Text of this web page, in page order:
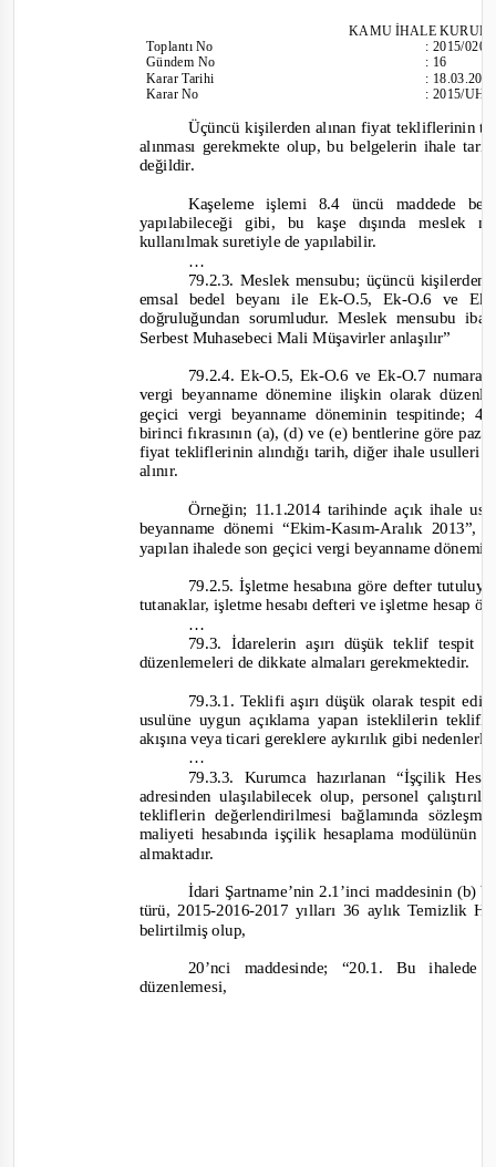
KAMU İHALE
ToplantıNo
Gündem No
Karar Tarihi
Karar No
:2015/020
: 16
:
:2015/
Üçüncü kişilerden alınan fiyat tekliflerinin
alınması gerekmekte olup, bu belgelerin ihale
değildir.
Kaşeleme işlemi 8.4 üncü maddede
yapılabileceği gibi, bu kaşe dışında
kullanılmak suretiyle de yapılabilir.
…
79.2.3. Meslek mensubu; üçüncü
emsal bedel beyanı ile Ek-O.5, Ek-O.6 ve Ek-
doğruluğundan sorumludur. Meslek mensubu
Serbest Muhasebeci Mali Müşavirler anlaşılır”
79.2.4. Ek-O.5, Ek-O.6 ve Ek-O.7
vergi beyanname dönemine ilişkin olarak
geçici vergi beyanname döneminin tespitinde;
birinci fıkrasının (a), (d) ve (e) bentlerine göre
fiyat tekliflerinin alındığı tarih, diğer ihale usulleri
alınır.
Örneğin; 11.1.2014 tarihinde açık ihale
beyanname dönemi “Ekim-Kasım-Aralık 2013”,
yapılan ihalede son geçici vergi beyanname dönemi
79.2.5. İşletme hesabına göre defter
tutanaklar, işletme hesabı defteri ve işletme hesap
79.3. İdarelerin aşırı düşük teklif tespit
düzenlemeleri de dikkate almaları gerekmektedir.
79.3.1. Teklifi aşırı düşük olarak tespit
usulüne uygun açıklama yapan isteklilerin
akışına veya ticari gereklere aykırılık gibi
…
79.3.3. Kurumca hazırlanan “İşçilik
adresinden ulaşılabilecek olup, personel
tekliflerin değerlendirilmesi bağlamında
maliyeti hesabında işçilik hesaplama modülünün
almaktadır.
İdari Şartname’nin 2.1’inci maddesinin (b)
türü, 2015-2016-2017 yılları 36 aylık Temizlik
belirtilmiş olup,
20’nci maddesinde; “20.1. Bu
düzenlemesi,